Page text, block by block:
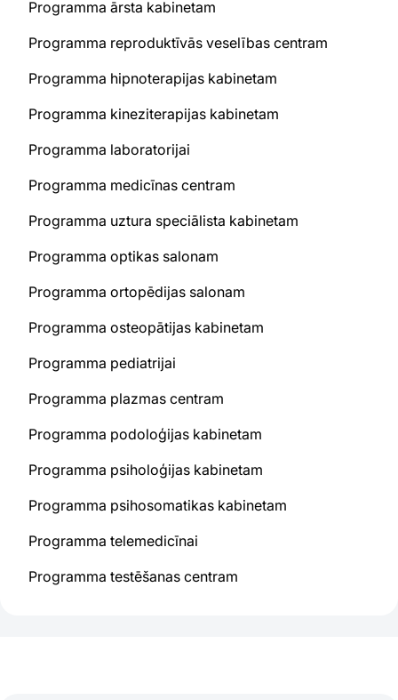
Programma ārsta kabinetam
Programma reproduktīvās veselības centram
Programma hipnoterapijas kabinetam
Programma kineziterapijas kabinetam
Programma laboratorijai
Programma medicīnas centram
Programma uztura speciālista kabinetam
Programma optikas salonam
Programma ortopēdijas salonam
Programma osteopātijas kabinetam
Programma pediatrijai
Programma plazmas centram
Programma podoloģijas kabinetam
Programma psiholoģijas kabinetam
Programma psihosomatikas kabinetam
Programma telemedicīnai
Programma testēšanas centram